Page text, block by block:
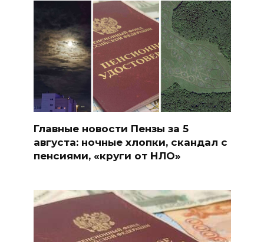
Главные новости Пензы за 5
августа: ночные хлопки, скандал с
пенсиями, «круги от НЛО»